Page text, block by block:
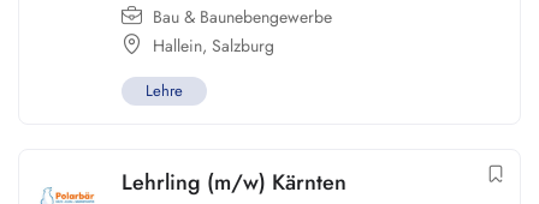
Bau & Baunebengewerbe
Hallein, Salzburg
Lehre
Lehrling (m/w) Kärnten